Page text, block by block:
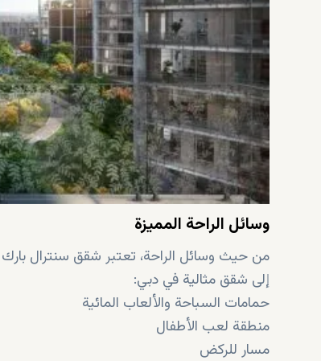
وسائل الراحة المميزة
من حيث وسائل الراحة، تعتبر شقق سنترال
إلى شقق مثالية في دبي:
حمامات السباحة والألعاب المائية
منطقة لعب الأطفال
مسار للركض